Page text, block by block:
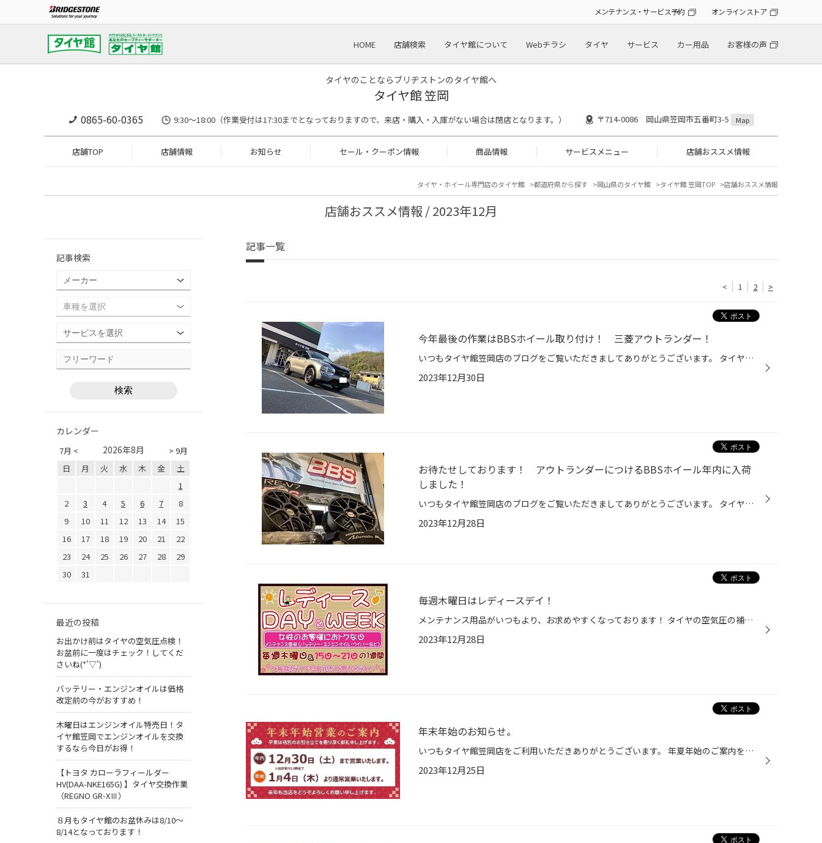
メンテナンス・サービス予約 オンラインストア
HOME 店舗検索 タイヤ館について Webチラシ タイヤ サービス カー用品 お客様の声
タイヤのことならブリヂストンのタイヤ館へ
タイヤ館 笠岡
0865-60-0365 9:30～18:00（作業受付は17:30までとなっておりますので、来店・購入・入庫がない場合は閉店となります。） 〒714-0086 岡山県笠岡市五番町3-5 Map
店舗TOP 店舗情報 お知らせ セール・クーポン情報 商品情報 サービスメニュー 店舗おススメ情報
タイヤ・ホイール専門店のタイヤ館 都道府県から探す 岡山県のタイヤ館 タイヤ館 笠岡TOP 店舗おススメ情報
店舗おススメ情報 / 2023年12月
記事一覧
< 1 2 >
今年最後の作業はBBSホイール取り付け！ 三菱アウトランダー！
いつもタイヤ館笠岡店のブログをご覧いただきましてありがとうございます。 タイヤ館笠岡店藤井スタッフです！ 前回の記事はこちら↓ お待たせしております！ アウトランダーにつけるBBSホイール年内に入荷しました！ 三菱「アウトランダー」にアルミホイールを取り付けるです！ 今回付けさせて頂く...
2023年12月30日
お待たせしております！ アウトランダーにつけるBBSホイール年内に入荷
しました！
いつもタイヤ館笠岡店のブログをご覧いただきましてありがとうございます。 タイヤ館笠岡店藤井スタッフです！ 三菱「アウトランダー」にアルミホイールを取り付ける予定です！ 先行してホイールが入ってきたので写真をパシャリ！ 納期が２か月前倒し、本日ホイールが入荷してきました！ 今回付けさ...
2023年12月28日
毎週木曜日はレディースデイ！
メンテナンス用品がいつもより、お求めやすくなっております！ タイヤの空気圧の補充も重要な点検ですので、点検だけでも是非お越しください。 ・エンジンオイル 交換目安「3000km」 ・オートマチックオイル 交換目安「1～2万km」 交換量で違います。 ・バッテリー 交換目安「2～3年」 ...
2023年12月28日
年末年始のお知らせ。
いつもタイヤ館笠岡店をご利用いただきありがとうございます。 年夏年始のご案内を致します。 12月30日（作業受付終了は15：00）17：00迄営業となっております。 初売りは１月４日金曜日から通常営業となっております！ 来年もタイヤ館笠岡店を宜しくお願い致します。 タイヤ館笠岡店 スタッフ一同
2023年12月25日
記事検索
カレンダー
7月 < > 9月
2026年8月
日 月 火 水 木 金
土
1
2
3 4 5 6 7
8
9
10 11 12 13 14
15
16
17 18 19 20 21
22
23
24 25 26 27 28
29
30
31
最近の投稿
お出かけ前はタイヤの空気圧点検！
お盆前に一度はチェック！してくだ
さいね(*'▽')
バッテリー・エンジンオイルは価格
改定前の今がおすすめ！
木曜日はエンジンオイル特売日！タ
イヤ館笠岡でエンジンオイルを交換
するなら今日がお得！
【トヨタ カローラフィールダー
HV(DAA-NKE165G) 】タイヤ交換作業
（REGNO GR-XⅢ）
８月もタイヤ館のお盆休みは8/10～
8/14となっております！